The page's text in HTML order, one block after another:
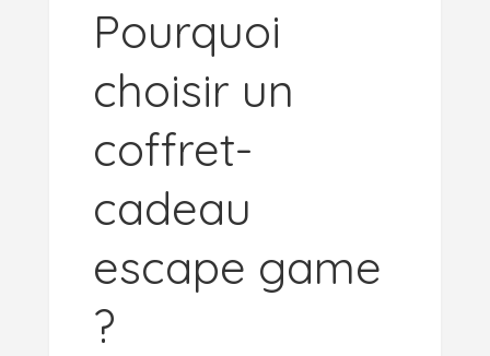
Pourquoi
choisir un
coffret-
cadeau
escape game
?